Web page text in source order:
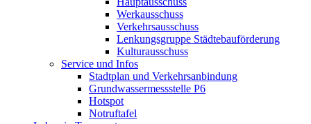
Werkausschuss
Verkehrsausschuss
Lenkungsgruppe Städtebauförderung
Kulturausschuss
Service und Infos
Stadtplan und Verkehrsanbindung
Grundwassermessstelle P6
Hotspot
Notruftafel